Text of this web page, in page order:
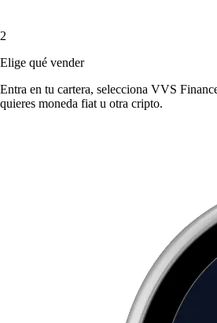
2
Elige qué vender
Entra en tu cartera, selecciona VVS
quieres moneda fiat u otra cripto.